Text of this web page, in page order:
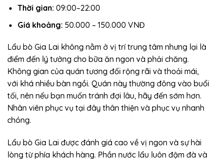
Thời gian: 09:00–22:00
Giá khoảng: 50.000 – 150.000 VNĐ
Lẩu bò Gia Lai không nằm ở vị trí trung tâm nhưng lại là
điểm đến lý tưởng cho bữa ăn ngon và phải chăng.
Không gian của quán tương đối rộng rãi và thoải mái,
với khá nhiều bàn ngồi. Quán này thường đông vào buổi
tối, nên nếu bạn muốn tránh đợi lâu, hãy đến sớm hơn.
Nhân viên phục vụ tại đây thân thiện và phục vụ nhanh
chóng.
Lẩu bò Gia Lai được đánh giá cao về vị ngon và sự hài
lòng từ phía khách hàng. Phần nước lẩu luôn đậm đà và